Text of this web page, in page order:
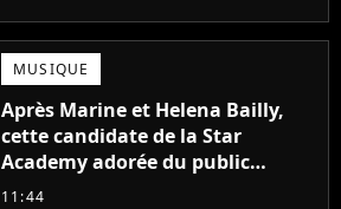
MUSIQUE
Après Marine et Helena Bailly,
cette candidate de la Star
Academy adorée du public
annonce son premier album,
11:44